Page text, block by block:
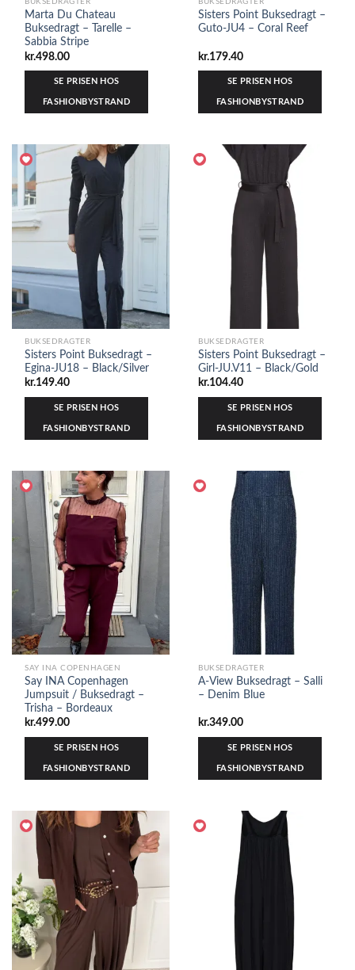
BUKSEDRAGTER
Marta Du Chateau
Buksedragt – Tarelle –
Sabbia Stripe
kr.498.00
SE PRISEN HOS
FASHIONBYSTRAND
BUKSEDRAGTER
Sisters Point Buksedragt –
Guto-JU4 – Coral Reef
kr.179.40
SE PRISEN HOS
FASHIONBYSTRAND
BUKSEDRAGTER
Sisters Point Buksedragt –
Egina-JU18 – Black/Silver
kr.149.40
SE PRISEN HOS
FASHIONBYSTRAND
BUKSEDRAGTER
Sisters Point Buksedragt –
Girl-JU.V11 – Black/Gold
kr.104.40
SE PRISEN HOS
FASHIONBYSTRAND
SAY INA COPENHAGEN
Say INA Copenhagen
Jumpsuit / Buksedragt –
Trisha – Bordeaux
kr.499.00
SE PRISEN HOS
FASHIONBYSTRAND
BUKSEDRAGTER
A-View Buksedragt – Salli
– Denim Blue
kr.349.00
SE PRISEN HOS
FASHIONBYSTRAND